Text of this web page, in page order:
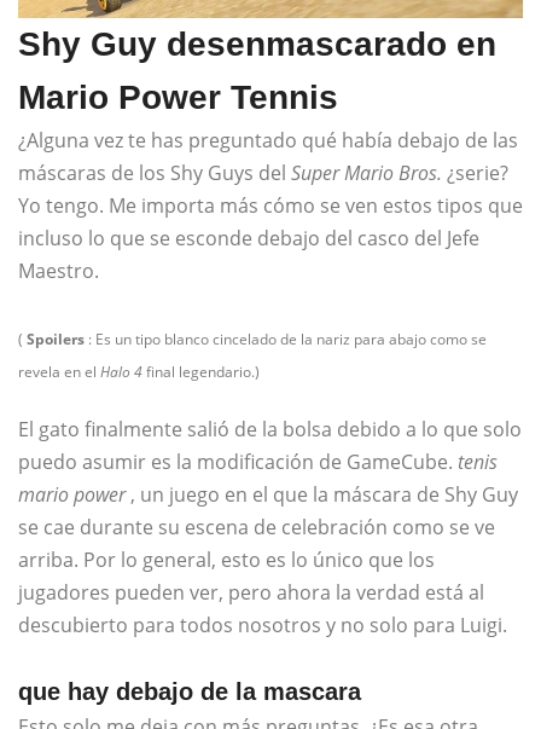
Shy Guy desenmascarado en
Mario Power Tennis
¿Alguna vez te has preguntado qué había debajo de las
máscaras de los Shy Guys del Super Mario Bros. ¿serie?
Yo tengo. Me importa más cómo se ven estos tipos que
incluso lo que se esconde debajo del casco del Jefe
Maestro.
( Spoilers : Es un tipo blanco cincelado de la nariz para abajo como se
revela en el Halo 4final legendario.)
El gato finalmente salió de la bolsa debido a lo que solo
puedo asumir es la modificación de GameCube. tenis
mario power, un juego en el que la máscara de Shy Guy
se cae durante su escena de celebración como se ve
arriba. Por lo general, esto es lo único que los
jugadores pueden ver, pero ahora la verdad está al
descubierto para todos nosotros y no solo para Luigi.
que hay debajo de la mascara